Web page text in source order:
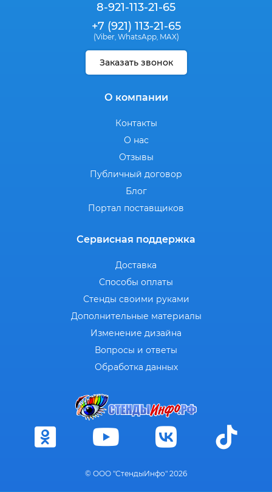
8-921-113-21-65
+7 (921) 113-21-65
(Viber, WhatsApp, MAX)
Заказать звонок
О компании
Контакты
О нас
Отзывы
Публичный договор
Блог
Портал поставщиков
Сервисная поддержка
Доставка
Способы оплаты
Стенды своими руками
Дополнительные материалы
Изменение дизайна
Вопросы и ответы
Обработка данных
© ООО "СтендыИнфо" 2026